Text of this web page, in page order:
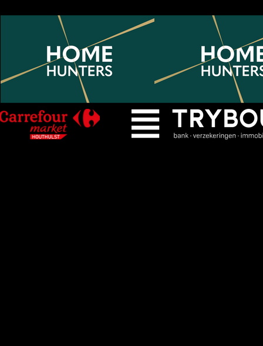
🎟️ Gratis abonnement afhalen
inwoners van Houthulst
KWS
voor voor